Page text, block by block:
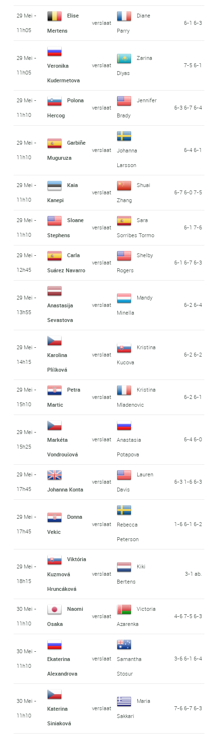
29 Mei -
11h05
Elise
Mertens
verslaat
Diane
Parry
6-1 6-3
29 Mei -
11h05
Veronika
Kudermetova
verslaat
Zarina
Diyas
7-5 6-1
29 Mei -
11h10
Polona
Hercog
verslaat
Jennifer
Brady
6-3 6-7 6-4
29 Mei -
11h10
Garbiñe
Muguruza
verslaat
Johanna
Larsson
6-4 6-1
29 Mei -
11h10
Kaia
Kanepi
verslaat
Shuai
Zhang
6-7 6-0 7-5
29 Mei -
11h10
Sloane
Stephens
verslaat
Sara
Sorribes Tormo
6-1 7-6
29 Mei -
12h45
Carla
Suárez Navarro
verslaat
Shelby
Rogers
6-1 6-7 6-3
29 Mei -
13h55
Anastasija
Sevastova
verslaat
Mandy
Minella
6-2 6-4
29 Mei -
14h15
Karolina
Plíšková
verslaat
Kristina
Kucova
6-2 6-2
29 Mei -
15h10
Petra
Martic
verslaat
Kristina
Mladenovic
6-2 6-1
29 Mei -
15h25
Markéta
Vondroušová
verslaat
Anastasia
Potapova
6-4 6-0
29 Mei -
17h45
Johanna Konta
verslaat
Lauren
Davis
6-3 1-6 6-3
29 Mei -
17h45
Donna
Vekic
verslaat
Rebecca
Peterson
1-6 6-1 6-2
29 Mei -
18h15
Viktória
Kuzmová
Hruncáková
verslaat
Kiki
Bertens
3-1 ab.
30 Mei -
11h10
Naomi
Osaka
verslaat
Victoria
Azarenka
4-6 7-5 6-3
30 Mei -
11h10
Ekaterina
Alexandrova
verslaat
Samantha
Stosur
3-6 6-1 6-4
30 Mei -
11h10
Katerina
Siniaková
verslaat
Maria
Sakkari
7-6 6-7 6-3